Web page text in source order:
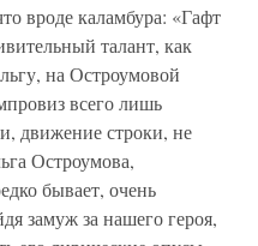
вроде каламбура: «Гафт
талант, как
на Остроумовой
всего лишь
движение строки, не
Остроумова,
бывает, очень
замуж за нашего героя,